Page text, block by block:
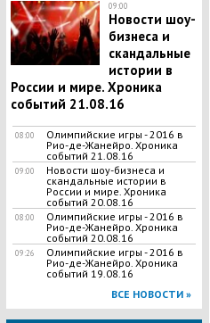
09:00
Новости шоу-
бизнеса и
скандальные
истории в
России и мире. Хроника
событий 21.08.16
08:00
Олимпийские игры - 2016 в
Рио-де-Жанейро. Хроника
событий 21.08.16
09:00
Новости шоу-бизнеса и
скандальные истории в
России и мире. Хроника
событий 20.08.16
08:00
Олимпийские игры - 2016 в
Рио-де-Жанейро. Хроника
событий 20.08.16
09:26
Олимпийские игры - 2016 в
Рио-де-Жанейро. Хроника
событий 19.08.16
ВСЕ НОВОСТИ »